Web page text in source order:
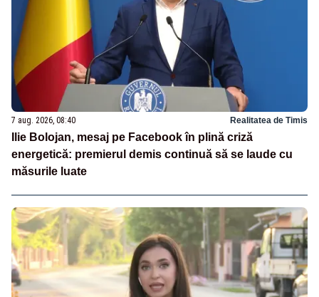
7 aug. 2026, 08:40 Realitatea de Timis
Ilie Bolojan, mesaj pe Facebook în plină criză
energetică: premierul demis continuă să se laude cu
măsurile luate